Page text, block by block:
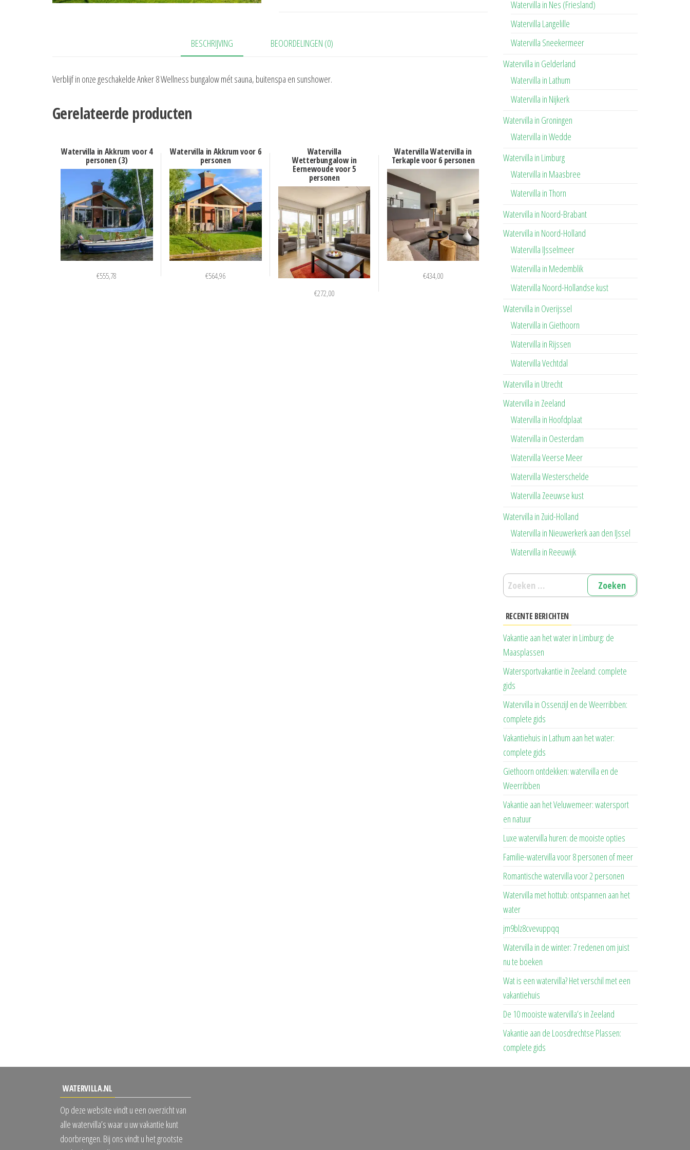
BESCHRIJVING BEOORDELINGEN (0)
Verblijf in onze geschakelde Anker 8 Wellness bungalow mét sauna, buitenspa en sunshower.
Gerelateerde producten
Watervilla in Akkrum voor 4
personen (3)
€555,78
Watervilla in Akkrum voor 6
personen
€564,96
Watervilla
Wetterbungalow in
Eernewoude voor 5
personen
€272,00
Watervilla Watervilla in
Terkaple voor 6 personen
€434,00
Watervilla in Nes (Friesland)
Watervilla Langelille
Watervilla Sneekermeer
Watervilla in Gelderland
Watervilla in Lathum
Watervilla in Nijkerk
Watervilla in Groningen
Watervilla in Wedde
Watervilla in Limburg
Watervilla in Maasbree
Watervilla in Thorn
Watervilla in Noord-Brabant
Watervilla in Noord-Holland
Watervilla IJsselmeer
Watervilla in Medemblik
Watervilla Noord-Hollandse kust
Watervilla in Overijssel
Watervilla in Giethoorn
Watervilla in Rijssen
Watervilla Vechtdal
Watervilla in Utrecht
Watervilla in Zeeland
Watervilla in Hoofdplaat
Watervilla in Oesterdam
Watervilla Veerse Meer
Watervilla Westerschelde
Watervilla Zeeuwse kust
Watervilla in Zuid-Holland
Watervilla in Nieuwerkerk aan den IJssel
Watervilla in Reeuwijk
Zoeken
naar:
RECENTE BERICHTEN
Vakantie aan het water in Limburg: de
Maasplassen
Watersportvakantie in Zeeland: complete
gids
Watervilla in Ossenzijl en de Weerribben:
complete gids
Vakantiehuis in Lathum aan het water:
complete gids
Giethoorn ontdekken: watervilla en de
Weerribben
Vakantie aan het Veluwemeer: watersport
en natuur
Luxe watervilla huren: de mooiste opties
Familie-watervilla voor 8 personen of meer
Romantische watervilla voor 2 personen
Watervilla met hottub: ontspannen aan het
water
jm9blz8cvevuppqq
Watervilla in de winter: 7 redenen om juist
nu te boeken
Wat is een watervilla? Het verschil met een
vakantiehuis
De 10 mooiste watervilla’s in Zeeland
Vakantie aan de Loosdrechtse Plassen:
complete gids
WATERVILLA.NL
Op deze website vindt u een overzicht van
alle watervilla’s waar u uw vakantie kunt
doorbrengen. Bij ons vindt u het grootste